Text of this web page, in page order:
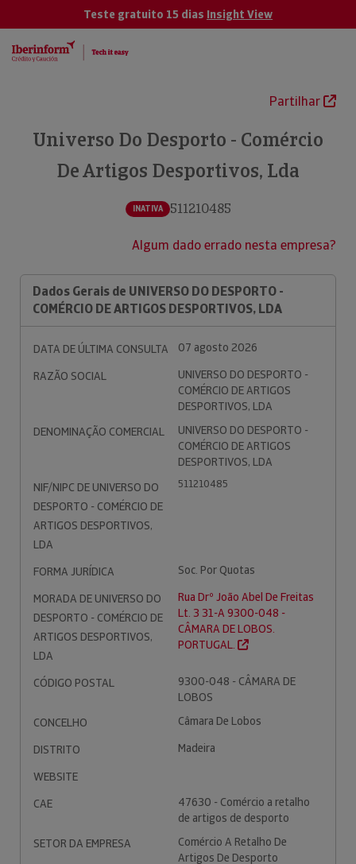
Teste gratuito 15 dias Insight View
Partilhar
Universo Do Desporto - Comércio
De Artigos Desportivos, Lda
INATIVA 511210485
Algum dado errado nesta empresa?
Dados Gerais de UNIVERSO DO DESPORTO -
COMÉRCIO DE ARTIGOS DESPORTIVOS, LDA
DATA DE ÚLTIMA CONSULTA
07 agosto 2026
RAZÃO SOCIAL
UNIVERSO DO DESPORTO -
COMÉRCIO DE ARTIGOS
DESPORTIVOS, LDA
DENOMINAÇÃO COMERCIAL
UNIVERSO DO DESPORTO -
COMÉRCIO DE ARTIGOS
DESPORTIVOS, LDA
NIF/NIPC DE UNIVERSO DO
DESPORTO - COMÉRCIO DE
ARTIGOS DESPORTIVOS,
LDA
511210485
FORMA JURÍDICA
Soc. Por Quotas
MORADA DE UNIVERSO DO
DESPORTO - COMÉRCIO DE
ARTIGOS DESPORTIVOS,
LDA
Rua Drº João Abel De Freitas
Lt. 3 31-A 9300-048 -
CÂMARA DE LOBOS.
PORTUGAL.
CÓDIGO POSTAL
9300-048 - CÂMARA DE
LOBOS
CONCELHO
Câmara De Lobos
DISTRITO
Madeira
WEBSITE
CAE
47630 - Comércio a retalho
de artigos de desporto
SETOR DA EMPRESA
Comércio A Retalho De
Artigos De Desporto